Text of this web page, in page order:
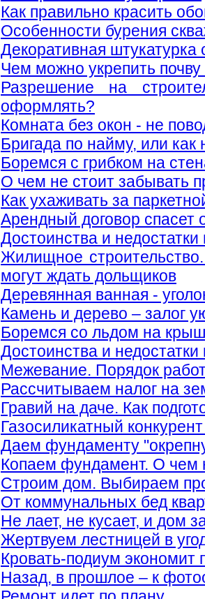
Как правильно красить
Особенности бурения
Декоративная штукатурка
Чем можно укрепить почву
Разрешение на
оформлять?
Комната без окон - не
Бригада по найму, или как
Боремся с грибком на
О чем не стоит забывать
Как ухаживать за
Арендный договор спасет
Достоинства и
Жилищное
могут ждать дольщиков
Деревянная ванная -
Камень и дерево – залог
Боремся со льдом на
Достоинства и
Межевание. Порядок
Рассчитываем налог на
Гравий на даче. Как
Газосиликатный
Даем фундаменту
Копаем фундамент. О чем
Строим дом. Выбираем
От коммунальных бед
Не лает, не кусает, и дом
Жертвуем лестницей в
Кровать-подиум экономит
Назад, в прошлое – к